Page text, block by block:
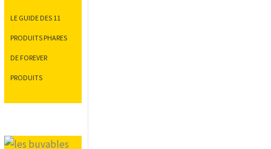
LE GUIDE DES 11
PRODUITS PHARES
DE FOREVER
PRODUITS